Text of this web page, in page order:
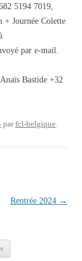
5194 7019,
+ Journée Colette
par e-mail.
Bastide +32
parfcl-belgique
Rentrée 2024 →